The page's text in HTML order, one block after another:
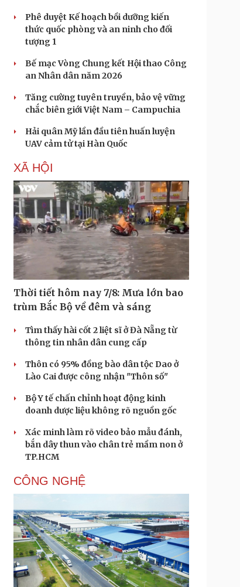
Phê duyệt Kế hoạch bồi dưỡng kiến
thức quốc phòng và an ninh cho đối
tượng 1
Bế mạc Vòng Chung kết Hội thao Công
an Nhân dân năm 2026
Tăng cường tuyên truyền, bảo vệ vững
chắc biên giới Việt Nam – Campuchia
Hải quân Mỹ lần đầu tiên huấn luyện
UAV cảm tử tại Hàn Quốc
XÃ HỘI
Thời tiết hôm nay 7/8: Mưa lớn bao
trùm Bắc Bộ về đêm và sáng
Tìm thấy hài cốt 2 liệt sĩ ở Đà Nẵng từ
thông tin nhân dân cung cấp
Thôn có 95% đồng bào dân tộc Dao ở
Lào Cai được công nhận "Thôn số"
Bộ Y tế chấn chỉnh hoạt động kinh
doanh dược liệu không rõ nguồn gốc
Xác minh làm rõ video bảo mẫu đánh,
bắn dây thun vào chân trẻ mầm non ở
TP.HCM
CÔNG NGHỆ